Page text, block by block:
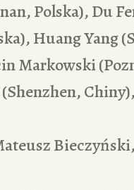
Polska), Du
Huang Yang
Markowski